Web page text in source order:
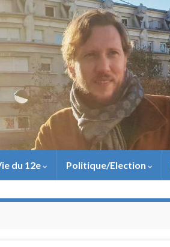
du 12e Politique/Election